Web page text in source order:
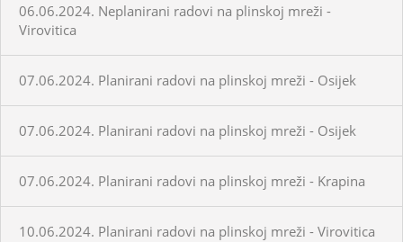
06.06.2024. Neplanirani radovi na plinskoj mreži -
Virovitica
07.06.2024. Planirani radovi na plinskoj mreži - Osijek
07.06.2024. Planirani radovi na plinskoj mreži - Osijek
07.06.2024. Planirani radovi na plinskoj mreži - Krapina
10.06.2024. Planirani radovi na plinskoj mreži - Virovitica